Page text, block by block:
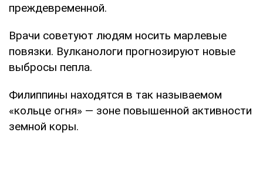
преждевременной.
Врачи советуют людям носить марлевые
повязки. Вулканологи прогнозируют новые
выбросы пепла.
Филиппины находятся в так называемом
«кольце огня» — зоне повышенной активности
земной коры.